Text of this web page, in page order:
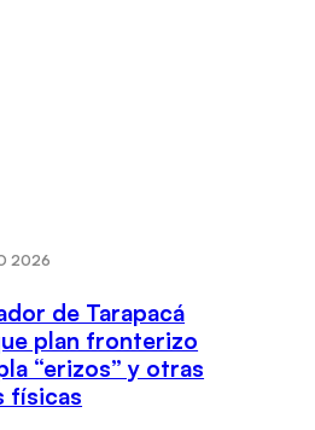
2026
de Tarapacá
plan fronterizo
“erizos” y otras
físicas